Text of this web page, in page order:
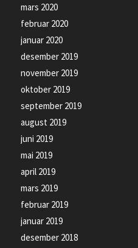
mars 2020
februar 2020
januar 2020
desember 2019
november 2019
oktober 2019
september 2019
august 2019
juni 2019
mai 2019
april 2019
mars 2019
februar 2019
januar 2019
desember 2018